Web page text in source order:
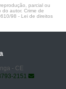
parcial ou
autor. Crime de
98 - Lei de direitos
- CE
2151